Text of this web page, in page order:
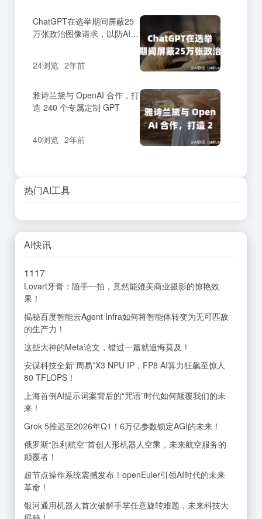
ChatGPT在选举期间屏蔽25
万张政治图像请求，以防AI干
24浏览 2年前
雅诗兰黛与 OpenAI 合作，打
造 240 个专属定制 GPT
40浏览 2年前
热门AI工具
AI快讯
1117
Lovart牙膏：随手一拍，竟然能媲美商业摄影的惊艳效
果！
揭秘百度智能云Agent Infra如何将智能体转变为无可匹敌
的生产力！
这些大神的Meta论文，错过一篇就追悔莫及！
安谋科技全新“周易”X3 NPU IP，FP8 AI算力狂飙至惊人
80 TFLOPS！
上海首例AI提示词案背后的“咒语”时代如何颠覆我们的未
来！
Grok 5推迟至2026年Q1！6万亿参数锁定AGI的未来！
俄罗斯“胜利航空”首创人形机器人空乘，未来航空服务的
颠覆者！
超节点操作系统震撼发布！openEuler引领AI时代的未来
革命！
银河通用机器人首次破解手掌任意旋转难题，未来科技大